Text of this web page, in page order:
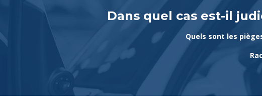
Dans quel cas est-il
Quels sont les